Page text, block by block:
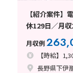
【紹介案件】
休129日／月
月収例
【時給】
長野県下伊